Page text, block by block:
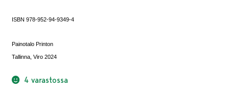
ISBN 978-952-94-9349-4
Painotalo Printon
Tallinna, Viro 2024
4 varastossa